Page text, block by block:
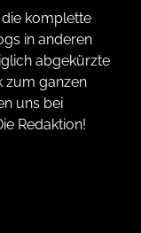
komplette
in anderen
abgekürzte
zum ganzen
uns bei
Redaktion!